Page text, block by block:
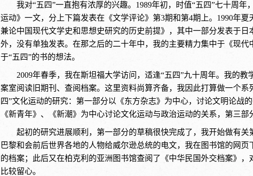
我对“五四”一直抱有浓厚的兴趣。1989年初，时值“五四”七十周
运动》一文，分上下篇发表在《文学评论》第3期和第4期上。1990年
兼论中国现代文学史和思想史研究的历史前提》，其中一部分发表于
外，没有单独发表。在那之后的二十年中，我的主要精力集中于《现
于“五四”的书的想法。
2009年春季，我在斯坦福大学访问，适逢“五四”九十周年。我的
案室阅读旧期刊、查阅档案。这里资料尚算齐备，我因此打算做一个
四”文化运动的研究：第一部分以《东方杂志》为中心，讨论文明论战
《新青年》、《新潮》为中心讨论文化运动与政治运动的关系，第三
起初的研究进展顺利，第一部分的草稿很快完成了，我开始做有
巴黎和会前后世界各地的人物给威尔逊总统的电文，我在图书馆的网
的档案；此后又在柏克利的亚洲图书馆查阅了《中华民国外交档案》
比较留心。